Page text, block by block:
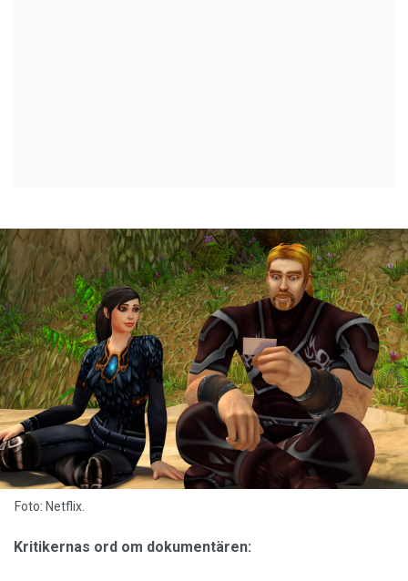
Foto: Netflix.
Kritikernas ord om dokumentären: